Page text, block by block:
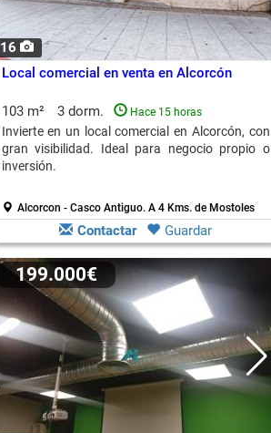
16
Local comercial en venta en Alcorcón
103 m² 3 dorm. Hace 15 horas
Invierte en un local comercial en Alcorcón, con
gran visibilidad. Ideal para negocio propio o
inversión.
Alcorcon - Casco Antiguo. A 4 Kms. de Mostoles
Contactar Guardar
199.000€